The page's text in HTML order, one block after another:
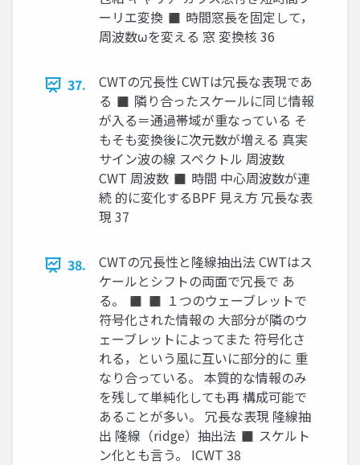
ーリエ変換 ◼ 時間窓長を固定して，
周波数ωを変える 窓 変換核 36
37.
CWTの冗長性 CWTは冗長な表現であ
る ◼ 隣り合ったスケールに同じ情報
が入る＝通過帯域が重なっている そ
もそも変換後に次元数が増える 真実
サイン波の線 スペクトル 周波数
CWT 周波数 ◼ 時間 中心周波数が連
続 的に変化するBPF 見え方 冗長な表
現 37
38.
CWTの冗長性と隆線抽出法 CWTはス
ケールとシフトの両面で冗長で あ
る。 ◼ ◼ １つのウェーブレットで
符号化された情報の 大部分が隣のウ
ェーブレットによってまた 符号化さ
れる，という風に互いに部分的に 重
なり合っている。 本質的な情報のみ
を残して単純化しても再 構成可能で
あることが多い。 冗長な表現 隆線抽
出 隆線（ridge）抽出法 ◼ スケルト
ン化とも言う。 ICWT 38